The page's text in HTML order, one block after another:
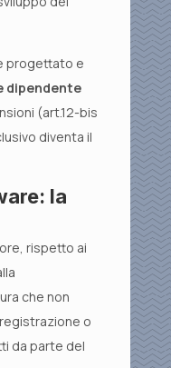
progettato e
dipendente
(art.12-bis
diventa il
la
rispetto ai
che non
o
da parte del